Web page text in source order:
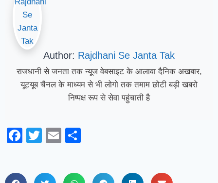
Author: Rajdhani Se Janta Tak
राजधानी से जनता तक न्यूज वेबसाइट के आलावा दैनिक अखबार,
यूटयूब चैनल के माध्यम से भी लोगो तक तमाम छोटी बड़ी खबरो
निष्पक्ष रूप से सेवा पहुंचाती है
Facebook
TwitterEmail